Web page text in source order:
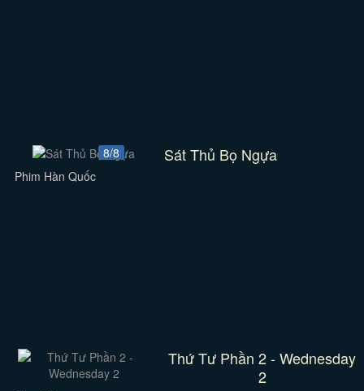
8/8 Sát Thủ Bọ Ngựa
Phim Hàn Quốc
Thứ Tư Phần 2 - Wednesday
2